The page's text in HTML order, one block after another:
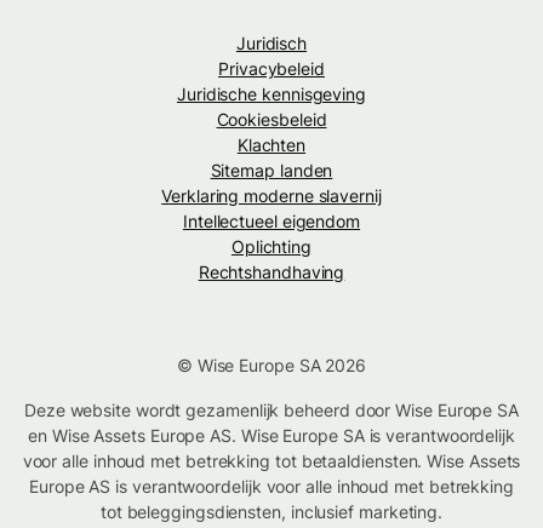
Juridisch
Privacybeleid
Juridische kennisgeving
Cookiesbeleid
Klachten
Sitemap landen
Verklaring moderne slavernij
Intellectueel eigendom
Oplichting
Rechtshandhaving
© Wise Europe SA 2026
Deze website wordt gezamenlijk beheerd door Wise Europe SA
en Wise Assets Europe AS. Wise Europe SA is verantwoordelijk
voor alle inhoud met betrekking tot betaaldiensten. Wise Assets
Europe AS is verantwoordelijk voor alle inhoud met betrekking
tot beleggingsdiensten, inclusief marketing.